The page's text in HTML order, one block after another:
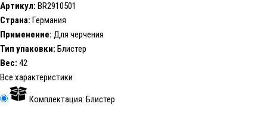
Артикул: BR2910501
Страна: Германия
Применение: Для черчения
Тип упаковки: Блистер
Вес: 42
Все характеристики
Комплектация: Блистер